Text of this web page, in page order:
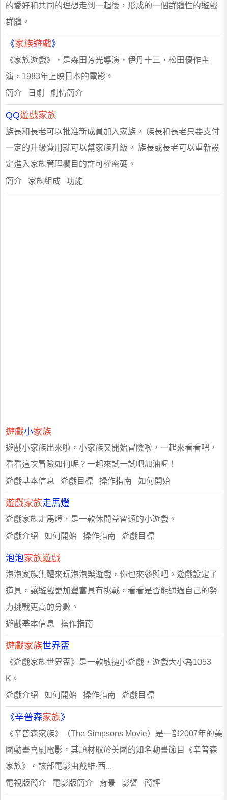
的愛好和共同的理想走到一起後，形成的一個群體性的遊戲
群體。
《家族遊戲》
《家族遊戲》，是森田芳光導演，伊丹十三，松田優作主
演，1983年上映日本的電影。
簡介 日劇 劇情簡介
QQ遊戲家族
族長和長老可以批准新成員加入家族。 族長和長老只要支付
一定的升級費用就可以幫家族升級。 族長或長老可以重新設
定進入家族管理欄目的許可權密碼。
簡介 家族組成 功能
遊戲小家族
遊戲小家族出來啦，小家族又開始冒險啦，一起來看看吧，
看看這次冒險如何呢？一起來試一試吧加油喔！
遊戲基本信息 遊戲目標 操作指南 如何開始
遊戲家族走馬燈
遊戲家族走馬燈，是一款休閒益智類的小遊戲。
遊戲介紹 如何開始 操作指南 遊戲目標
泡泡家族遊戲
泡泡家族集體來玩泡泡樂遊戲，你也來參與吧。遊戲設定了
道具，讓遊戲更加豐富具有挑戰，看看是否能通過自己的努
力挑戰更高的分數。
遊戲基本信息 操作指南
遊戲家族世界盃
《遊戲家族世界盃》是一款敏捷小遊戲，遊戲大小為1053
K。
遊戲介紹 如何開始 操作指南 遊戲目標
《辛普森家族》
《辛普森家族》（The Simpsons Movie）是一部2007年的美
國動畫喜劇電影，其題材取於美國的知名動畫節目《辛普森
家族》。該部電影由戴維·西...
電視版簡介 電影版簡介 背景 影響 簡評